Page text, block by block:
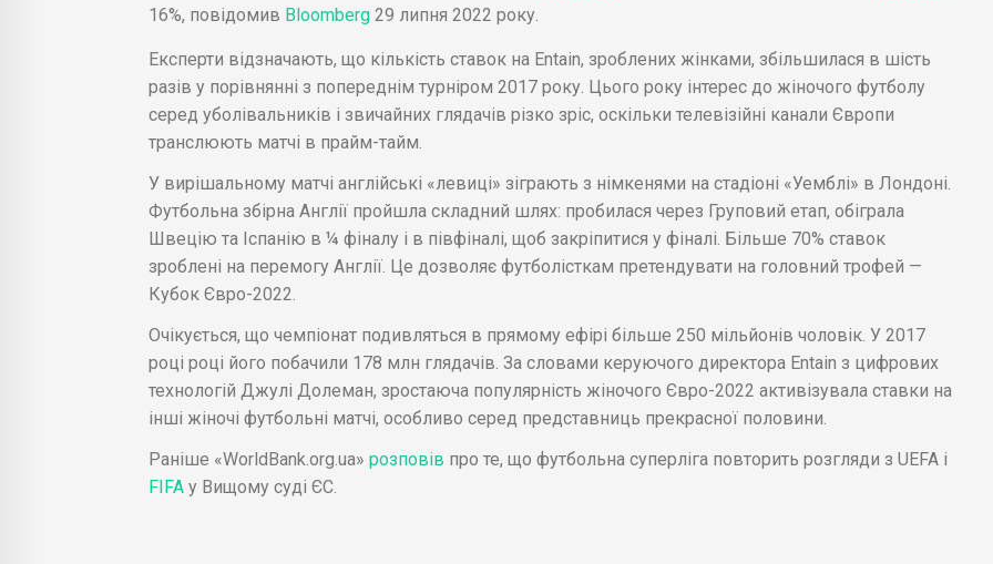
16%, повідомив Bloomberg 29 липня 2022 року.
Експерти відзначають, що кількість ставок на Entain, зроблених жінками, збільшилася в шість
разів у порівнянні з попереднім турніром 2017 року. Цього року інтерес до жіночого футболу
серед уболівальників і звичайних глядачів різко зріс, оскільки телевізійні канали Європи
транслюють матчі в прайм-тайм.
У вирішальному матчі англійські «левиці» зіграють з німкенями на стадіоні «Уемблі» в Лондоні.
Футбольна збірна Англії пройшла складний шлях: пробилася через Груповий етап, обіграла
Швецію та Іспанію в ¼ фіналу і в півфіналі, щоб закріпитися у фіналі. Більше 70% ставок
зроблені на перемогу Англії. Це дозволяє футболісткам претендувати на головний трофей —
Кубок Євро-2022.
Очікується, що чемпіонат подивляться в прямому ефірі більше 250 мільйонів чоловік. У 2017
році році його побачили 178 млн глядачів. За словами керуючого директора Entain з цифрових
технологій Джулі Долеман, зростаюча популярність жіночого Євро-2022 активізувала ставки на
інші жіночі футбольні матчі, особливо серед представниць прекрасної половини.
Раніше «WorldBank.org.ua» розповів про те, що футбольна суперліга повторить розгляди з UEFA і
FIFA у Вищому суді ЄС.